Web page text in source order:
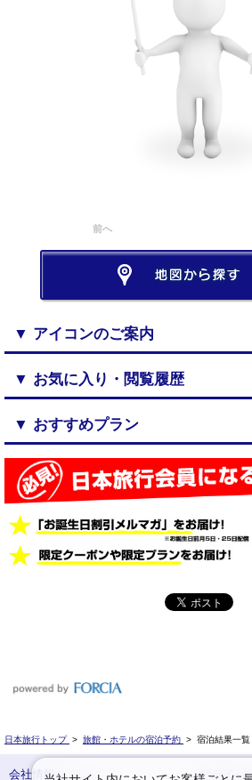
前へ
▼ アイコンのご案内
▼ お気に入り・閲覧履歴
▼ おすすめプラン
日本旅行トップ > 旅館・ホテルの宿泊予約 > 宿泊結果一覧
会社情報 プライバ